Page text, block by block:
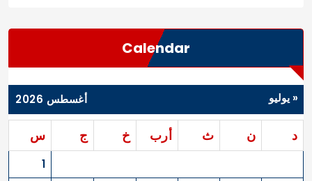
Calendar
أغسطس 2026
د ن ث أرب خ ج س
1
« يوليو